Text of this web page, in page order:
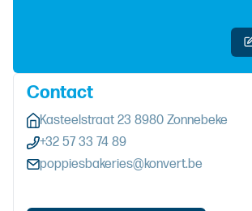
Contact
Kasteelstraat 23 8980 Zonnebeke
+32 57 33 74 89
poppiesbakeries@konvert.be